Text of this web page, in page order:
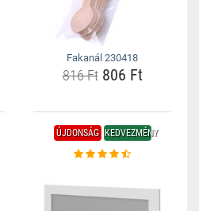
Fakanál 230418
816 Ft806 Ft
ÚJDONSÁG KEDVEZMÉNY